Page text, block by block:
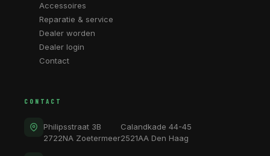
Accessoires
Reparatie & service
Dealer worden
Dealer login
Contact
CONTACT
Philipsstraat 3B
2722NA Zoetermeer
Calandkade 44-45
2521AA Den Haag